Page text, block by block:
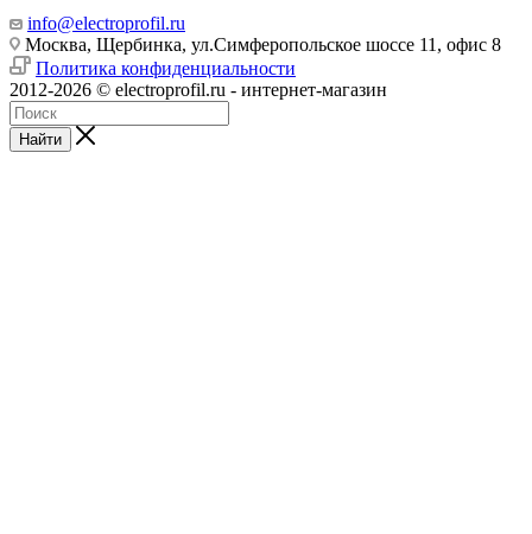
info@electroprofil.ru
Москва, Щербинка, ул.Симферопольское шоссе 11, офис 8
Политика конфиденциальности
2012-2026 © electroprofil.ru - интернет-магазин
Найти